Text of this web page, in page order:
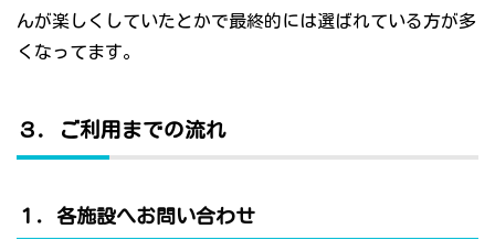
んが楽しくしていたとかで最終的には選ばれている方が多
くなってます。
３．ご利用までの流れ
１．各施設へお問い合わせ